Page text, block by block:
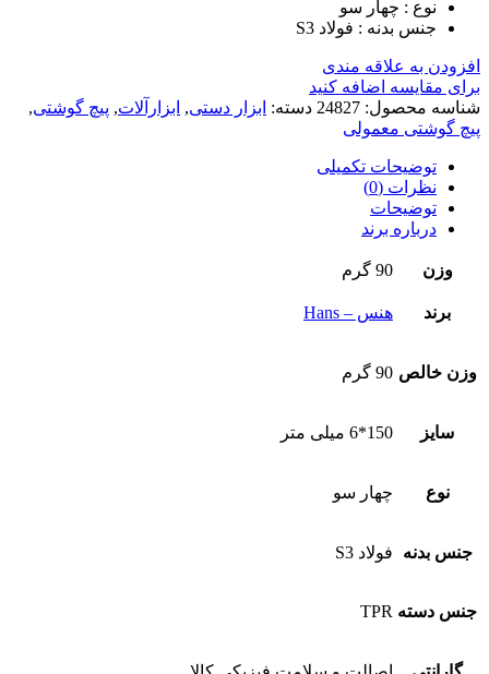
نوع : چهار سو
جنس بدنه : فولاد S3
افزودن به علاقه مندی
برای مقایسه اضافه کنید
شناسه محصول: 24827 دسته: ابزار دستی, ابزارآلات, پیچ گوشتی,
پیچ گوشتی معمولی
توضیحات تکمیلی
نظرات (0)
توضیحات
درباره برند
وزن 90 گرم
برند هنس – Hans
وزن خالص 90 گرم
سایز 150*6 میلی متر
نوع چهار سو
جنس بدنه فولاد S3
جنس دسته TPR